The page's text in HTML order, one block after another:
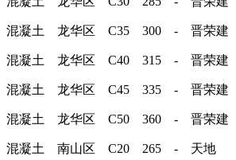
混凝土 龙华区 C35 300 - 晋荣建
混凝土 龙华区 C40 315 - 晋荣建
混凝土 龙华区 C45 335 - 晋荣建
混凝土 龙华区 C50 360 - 晋荣建
混凝土 南山区 C20 265 - 天地